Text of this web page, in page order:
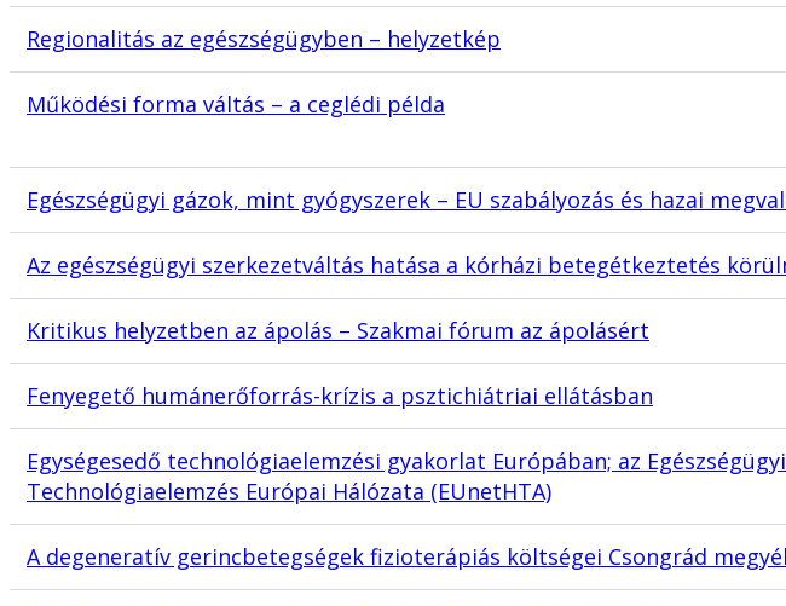
Regionalitás az egészségügyben – helyzetkép
Működési forma váltás – a ceglédi példa
Egészségügyi gázok, mint gyógyszerek – EU szabályozás és hazai
Az egészségügyi szerkezetváltás hatása a kórházi betegétkeztetés
Kritikus helyzetben az ápolás – Szakmai fórum az ápolásért
Fenyegető humánerőforrás-krízis a psztichiátriai ellátásban
Egységesedő technológiaelemzési gyakorlat Európában; az Egészségügyi
Technológiaelemzés Európai Hálózata (EUnetHTA)
A degeneratív gerincbetegségek fizioterápiás költségei Csongrád